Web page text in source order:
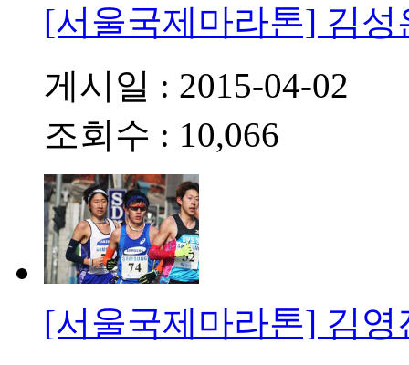
[서울국제마라톤] 김성
게시일 : 2015-04-02
조회수 : 10,066
[서울국제마라톤] 김영